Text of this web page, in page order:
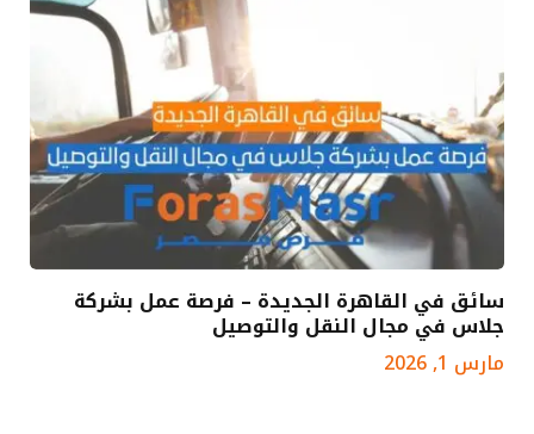
سائق في القاهرة الجديدة – فرصة عمل بشركة
جلاس في مجال النقل والتوصيل
مارس 1, 2026